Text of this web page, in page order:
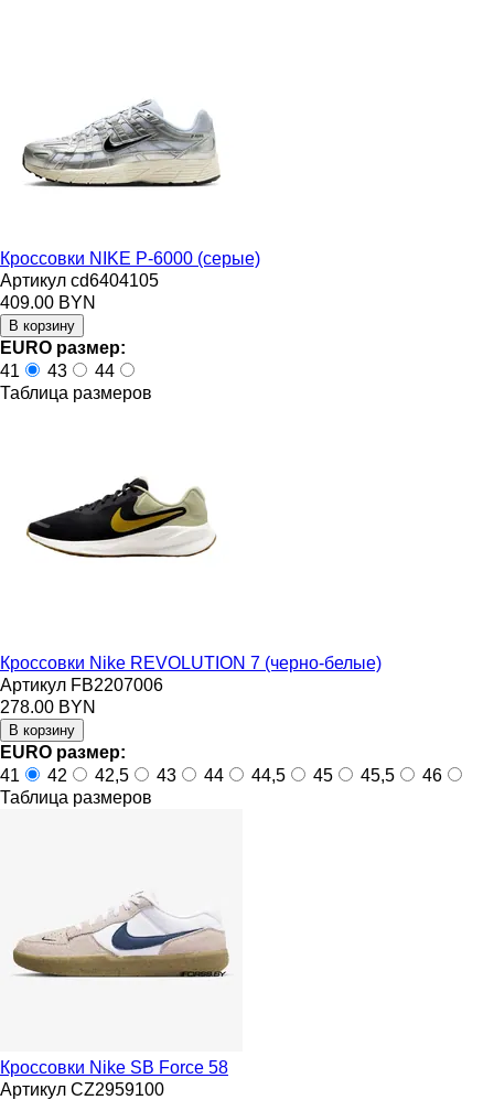
Кроссовки NIKE P-6000 (серые)
Артикул cd6404105
409.00 BYN
EURO размер:
41
43
44
Таблица размеров
Кроссовки Nike REVOLUTION 7 (черно-белые)
Артикул FB2207006
278.00 BYN
EURO размер:
41
42 42,5 43 44 44,5 45 45,5
46
Таблица размеров
Кроссовки Nike SB Force 58
Артикул CZ2959100